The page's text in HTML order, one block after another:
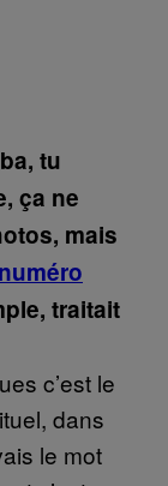
tu
ça ne
mais
numéro
traitait
c’est le
dans
le mot